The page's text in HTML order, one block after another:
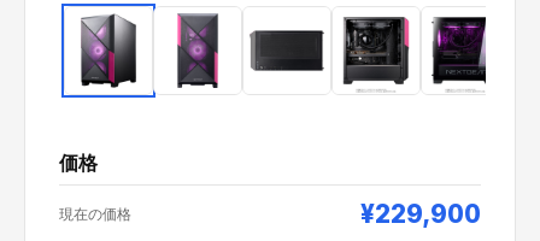
価格
現在の価格 ¥229,900